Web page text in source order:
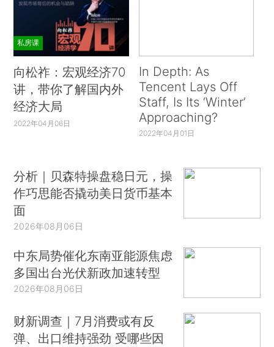
私房课
向松祚：宏观经济70
讲，带你了解国内外
经济大局
2022年04月06日
In Depth: As
Tencent Lays Off
Staff, Is Its ‘Winter’
Approaching?
2022年04月01日
分析｜贝森特操盘稳日元，操
作巧思能否撬动美日货币基本
面
2026年08月06日
中东局势催化东南亚能源焦虑
多国出台光伏新政加速转型
2026年08月06日
财新调查｜7月消费或有反
弹、出口维持强劲 受哪些因